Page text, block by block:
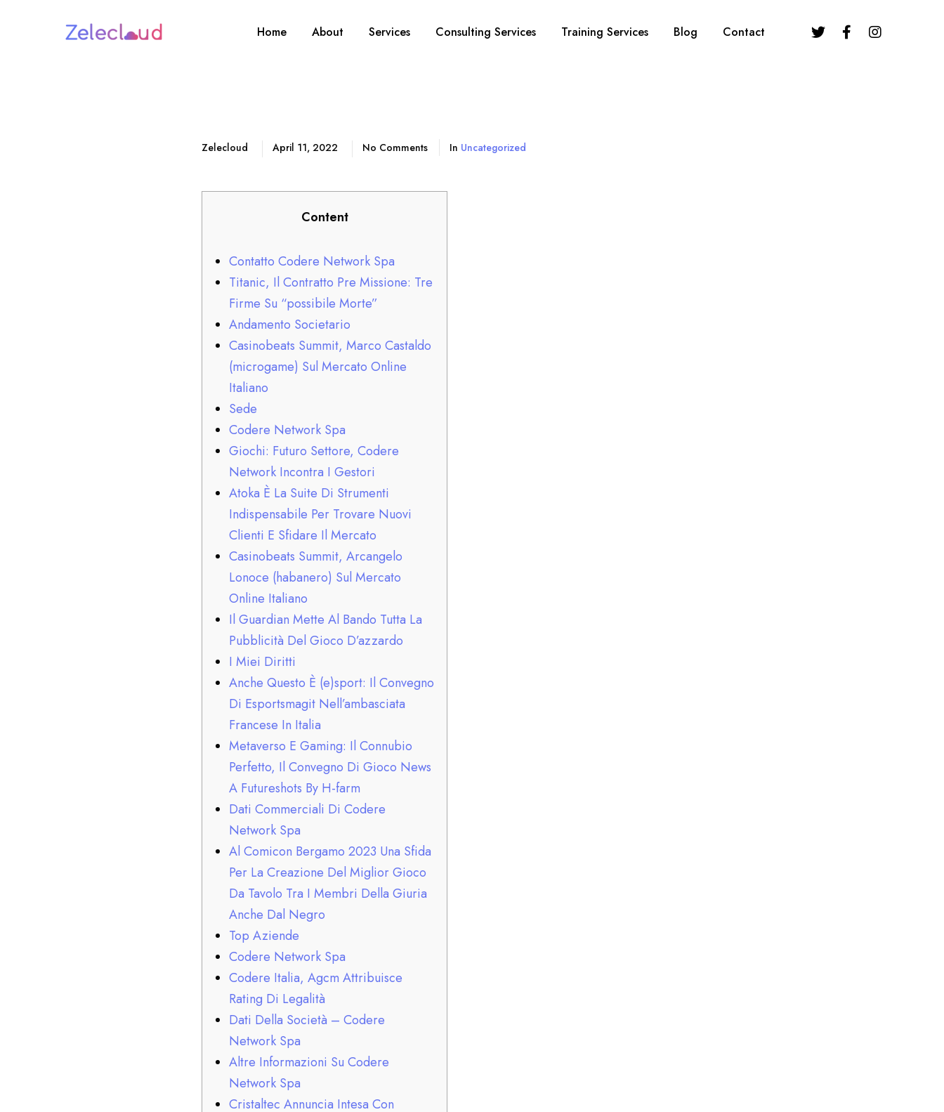
Home About Services Consulting Services Training Services Blog Contact
Zelecloud April 11, 2022 No Comments In Uncategorized
Content
Contatto Codere Network Spa
Titanic, Il Contratto Pre Missione: Tre
Firme Su “possibile Morte”
Andamento Societario
Casinobeats Summit, Marco Castaldo
(microgame) Sul Mercato Online
Italiano
Sede
Codere Network Spa
Giochi: Futuro Settore, Codere
Network Incontra I Gestori
Atoka È La Suite Di Strumenti
Indispensabile Per Trovare Nuovi
Clienti E Sfidare Il Mercato
Casinobeats Summit, Arcangelo
Lonoce (habanero) Sul Mercato
Online Italiano
Il Guardian Mette Al Bando Tutta La
Pubblicità Del Gioco D’azzardo
I Miei Diritti
Anche Questo È (e)sport: Il Convegno
Di Esportsmagit Nell’ambasciata
Francese In Italia
Metaverso E Gaming: Il Connubio
Perfetto, Il Convegno Di Gioco News
A Futureshots By H-farm
Dati Commerciali Di Codere
Network Spa
Al Comicon Bergamo 2023 Una Sfida
Per La Creazione Del Miglior Gioco
Da Tavolo Tra I Membri Della Giuria
Anche Dal Negro
Top Aziende
Codere Network Spa
Codere Italia, Agcm Attribuisce
Rating Di Legalità
Dati Della Società – Codere
Network Spa
Altre Informazioni Su Codere
Network Spa
Cristaltec Annuncia Intesa Con